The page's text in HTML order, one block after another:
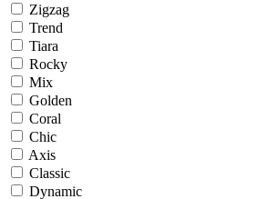
Zigzag
Trend
Tiara
Rocky
Mix
Golden
Coral
Chic
Axis
Classic
Dynamic